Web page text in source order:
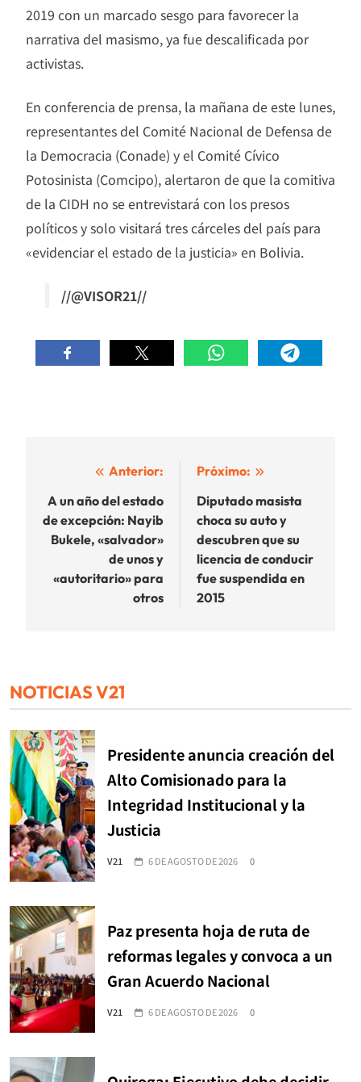
2019 con un marcado sesgo para favorecer la
narrativa del masismo, ya fue descalificada por
activistas.
En conferencia de prensa, la mañana de este lunes,
representantes del Comité Nacional de Defensa de
la Democracia (Conade) y el Comité Cívico
Potosinista (Comcipo), alertaron de que la comitiva
de la CIDH no se entrevistará con los presos
políticos y solo visitará tres cárceles del país para
«evidenciar el estado de la justicia» en Bolivia.
//@VISOR21//
Navegación
de
entradas
Anterior:
A un año del estado
de excepción: Nayib
Bukele, «salvador»
de unos y
«autoritario» para
otros
Próximo:
Diputado masista
choca su auto y
descubren que su
licencia de conducir
fue suspendida en
2015
NOTICIAS V21
Presidente anuncia creación del
Alto Comisionado para la
Integridad Institucional y la
Justicia
V21 6 DE AGOSTO DE 2026 0
Paz presenta hoja de ruta de
reformas legales y convoca a un
Gran Acuerdo Nacional
V21 6 DE AGOSTO DE 2026 0